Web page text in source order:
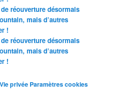
réouverture désormais
mais d’autres
!
réouverture désormais
mais d’autres
!
privée Paramètres cookies